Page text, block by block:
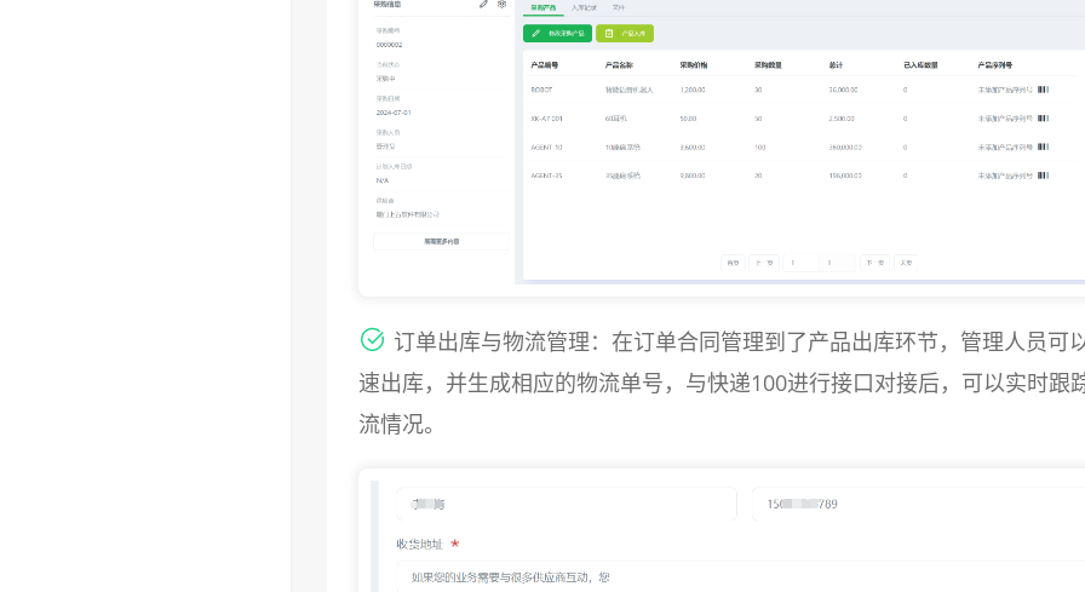
订单出库与物流管理：在订单合同管理到了产品出库环节，管理人员可
速出库，并生成相应的物流单号，与快递100进行接口对接后，可以实时跟
流情况。